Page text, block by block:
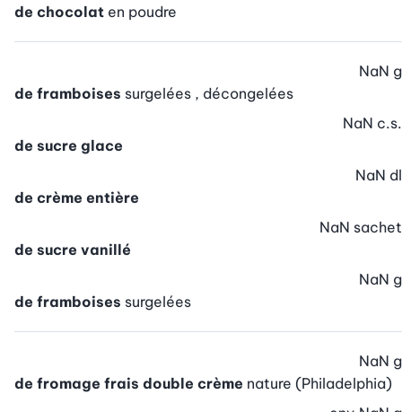
de chocolat en poudre
de framboises surgelées , décongelées
NaN g
de sucre glace
NaN c.s.
de crème entière
NaN dl
de sucre vanillé
NaN sachet
de framboises surgelées
NaN g
de fromage frais double crème nature (Philadelphia)
NaN g